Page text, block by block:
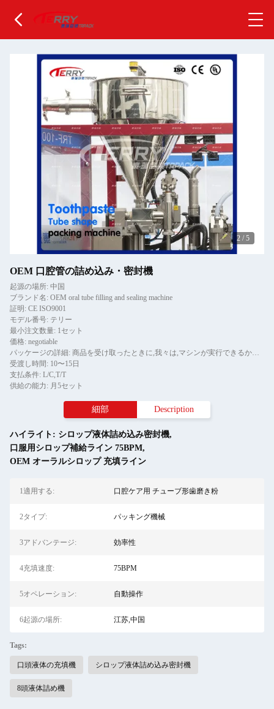
2 / 5
OEM 口腔管の詰め込み・密封機
起源の場所: 中国
ブランド名: OEM oral tube filling and sealing machine
証明: CE ISO9001
モデル番号: テリー
最小注文数量: 1セット
価格: negotiable
パッケージの詳細: 商品を受け取ったときに,我々は,マシンが実行できるかどうかを確認します.包裹を開けて,商品が良い状態にあるか確認してください.箱が壊れたり,別の状況で
受渡し時間: 10〜15日
支払条件: L/C,T/T
供給の能力: 月5セット
細部 Description
ハイライト: シロップ液体詰め込み密封機,
口服用シロップ補給ライン 75BPM,
OEM オーラルシロップ 充填ライン
1適用する: 口腔ケア用 チューブ形歯磨き粉
2タイプ: パッキング機械
3アドバンテージ: 効率性
4充填速度: 75BPM
5オペレーション: 自動操作
6起源の場所: 江苏,中国
Tags:
口頭液体の充填機 シロップ液体詰め込み密封機
8頭液体詰め機